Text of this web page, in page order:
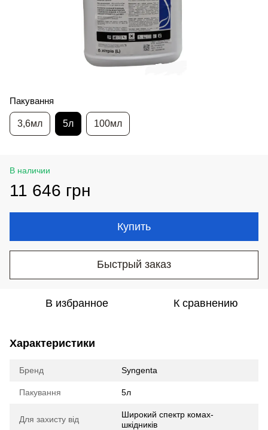
Пакування
3,6мл 5л 100мл
В наличии
11 646 грн
Купить
Быстрый заказ
В избранное К сравнению
Характеристики
Бренд Syngenta
Пакування 5л
Для захисту від
Широкий спектр комах-
шкідників